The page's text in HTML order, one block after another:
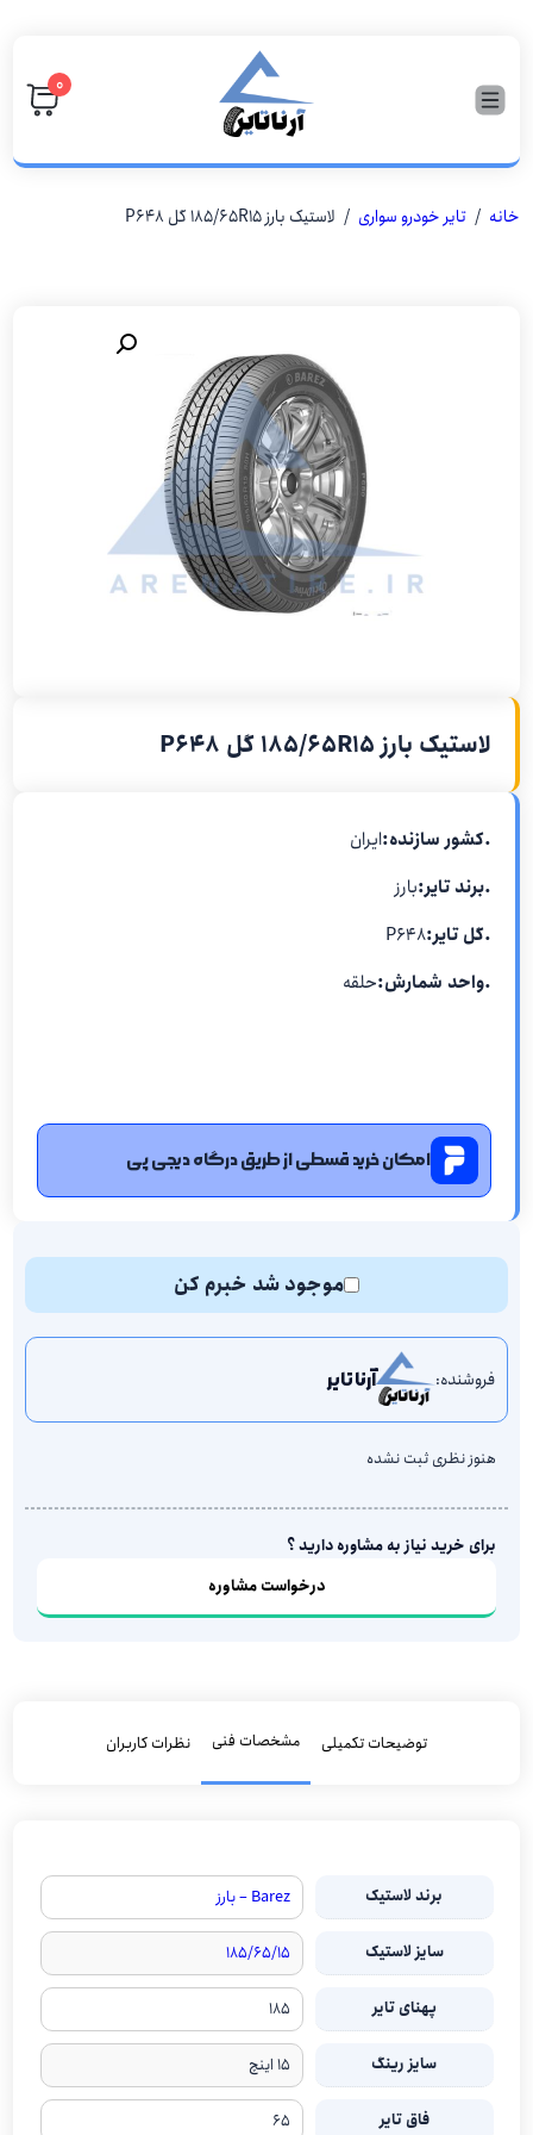
۰
خانه /تایر خودرو سواری / لاستیک بارز 185/65R15 گل P648
لاستیک بارز 185/65R15 گل P648
.کشور سازنده:ایران
.برند تایر:بارز
.گل تایر:P648
.واحد شمارش:حلقه
امکان خرید قسطی از طریق درگاه دیجی پی
موجود شد خبرم کن
فروشنده: آرنا تایر
هنوز نظری ثبت نشده
برای خرید نیاز به مشاوره دارید ؟
درخواست مشاوره
توضیحات تکمیلی مشخصات فنی نظرات کاربران
برند لاستیک Barez – بارز
سایز لاستیک ۱۸۵/۶۵/۱۵
پهنای تایر ۱۸۵
سایز رینگ ۱۵ اینچ
فاق تایر ۶۵